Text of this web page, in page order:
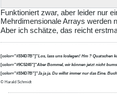
Funktioniert zwar, aber leider nur
Mehrdimensionale Arrays werden
Aber ich schätze, das reicht
[color="#334D7B"]"Los, lass uns loslegen! Hm ? Quatschen
[color="#9C5245"]"Aber Bommel, wir können jetzt nicht
[color="#334D7B"]"Ja ja ja. Du willst immer nur das Eine.
© Harald Schmidt